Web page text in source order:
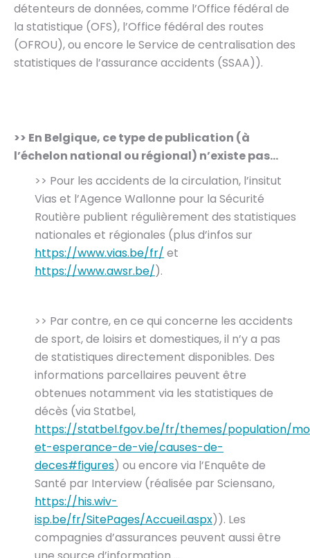
détenteurs de données, comme l’Office fédéral de
la statistique (OFS), l’Office fédéral des routes
(OFROU), ou encore le Service de centralisation des
statistiques de l’assurance accidents (SSAA)).
>> En Belgique, ce type de publication (à
l’échelon national ou régional) n’existe pas…
>> Pour les accidents de la circulation, l’insitut
Vias et l’Agence Wallonne pour la Sécurité
Routière publient régulièrement des statistiques
nationales et régionales (plus d’infos sur
https://www.vias.be/fr/ et
https://www.awsr.be/).
>> Par contre, en ce qui concerne les accidents
de sport, de loisirs et domestiques, il n’y a pas
de statistiques directement disponibles. Des
informations parcellaires peuvent être
obtenues notamment via les statistiques de
décès (via Statbel,
https://statbel.fgov.be/fr/themes/population/
et-esperance-de-vie/causes-de-
deces#figures) ou encore via l’Enquête de
Santé par Interview (réalisée par Sciensano,
https://his.wiv-
isp.be/fr/SitePages/Accueil.aspx)). Les
compagnies d’assurances peuvent aussi être